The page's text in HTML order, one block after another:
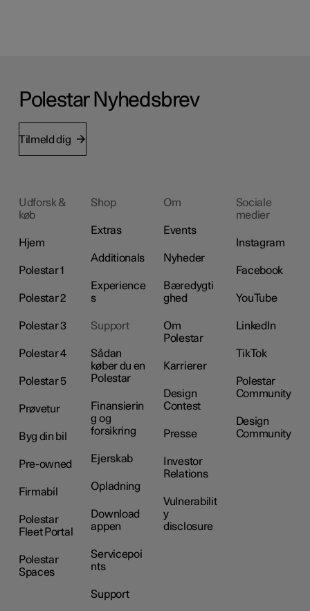
Polestar Nyhedsbrev
Tilmeld dig
Udforsk &
køb
Hjem
Polestar 1
Polestar 2
Polestar 3
Polestar 4
Polestar 5
Prøvetur
Byg din bil
Pre-owned
Firmabil
Polestar
Fleet Portal
Polestar
Spaces
Shop
Extras
Additionals
Experience
s
Support
Sådan
køber du en
Polestar
Finansierin
g og
forsikring
Ejerskab
Opladning
Download
appen
Servicepoi
nts
Support
Om
Events
Nyheder
Bæredygti
ghed
Om
Polestar
Karrierer
Design
Contest
Presse
Investor
Relations
Vulnerabilit
y
disclosure
Sociale
medier
Instagram
Facebook
YouTube
LinkedIn
TikTok
Polestar
Community
Design
Community